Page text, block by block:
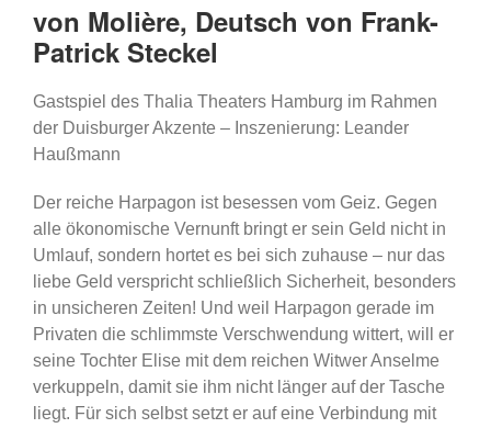
von Molière, Deutsch von Frank-
Patrick Steckel
Gastspiel des Thalia Theaters Hamburg im Rahmen
der Duisburger Akzente – Inszenierung: Leander
Haußmann
Der reiche Harpagon ist besessen vom Geiz. Gegen
alle ökonomische Vernunft bringt er sein Geld nicht in
Umlauf, sondern hortet es bei sich zuhause – nur das
liebe Geld verspricht schließlich Sicherheit, besonders
in unsicheren Zeiten! Und weil Harpagon gerade im
Privaten die schlimmste Verschwendung wittert, will er
seine Tochter Elise mit dem reichen Witwer Anselme
verkuppeln, damit sie ihm nicht länger auf der Tasche
liegt. Für sich selbst setzt er auf eine Verbindung mit